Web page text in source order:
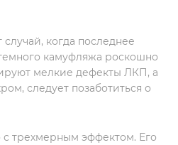
когда последнее
камуфляжа роскошно
мелкие дефекты ЛКП, а
следует позаботиться о
трехмерным эффектом. Его